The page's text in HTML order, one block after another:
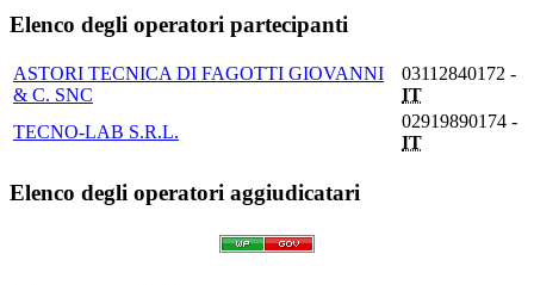
Elenco degli operatori partecipanti
ASTORI TECNICA DI FAGOTTI GIOVANNI
& C. SNC
03112840172 -
IT
TECNO-LAB S.R.L.
02919890174 -
IT
Elenco degli operatori aggiudicatari